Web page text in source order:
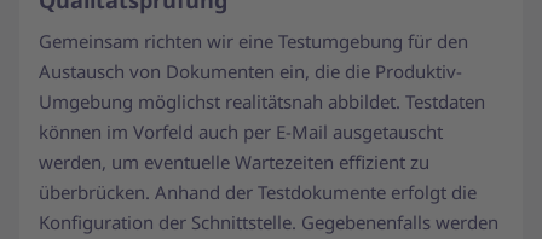
Gemeinsam richten wir eine Testumgebung für den
Austausch von Dokumenten ein, die die Produktiv-
Umgebung möglichst realitätsnah abbildet. Testdaten
können im Vorfeld auch per E-Mail ausgetauscht
werden, um eventuelle Wartezeiten effizient zu
überbrücken. Anhand der Testdokumente erfolgt die
Konfiguration der Schnittstelle. Gegebenenfalls werden